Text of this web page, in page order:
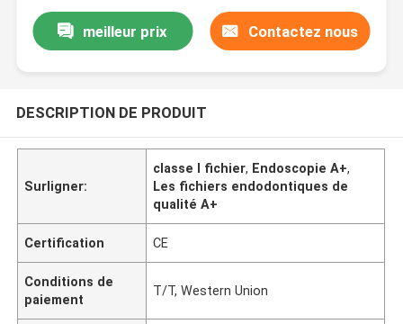
meilleur prix Contactez nous
DESCRIPTION DE PRODUIT
Surligner:
classe I fichier, Endoscopie A+,
Les fichiers endodontiques de
qualité A+
Certification CE
Conditions de
paiement
T/T, Western Union